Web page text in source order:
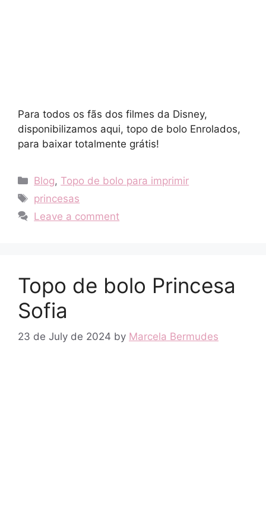
Para todos os fãs dos filmes da Disney,
disponibilizamos aqui, topo de bolo Enrolados,
para baixar totalmente grátis!
Categories
Blog, Topo de bolo para imprimir
Tags
princesas
Leave a comment
Topo de bolo Princesa
Sofia
23 de July de 2024 by Marcela Bermudes